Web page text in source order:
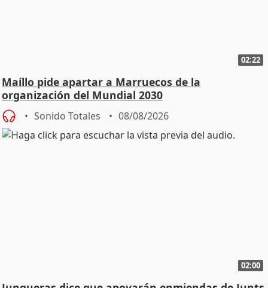
02:22
Maíllo pide apartar a Marruecos de la
organización del Mundial 2030
Sonido Totales 08/08/2026
02:00